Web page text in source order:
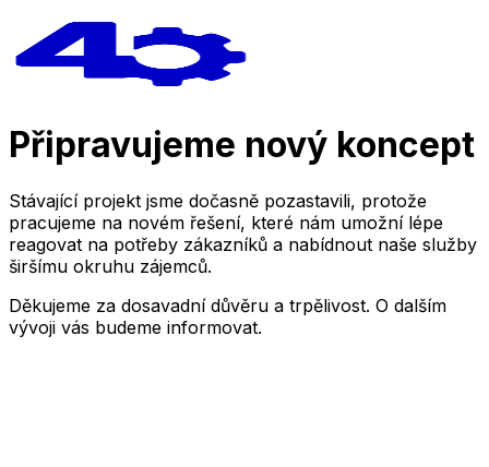
Připravujeme nový koncept
Stávající projekt jsme dočasně pozastavili, protože
pracujeme na novém řešení, které nám umožní lépe
reagovat na potřeby zákazníků a nabídnout naše služby
širšímu okruhu zájemců.
Děkujeme za dosavadní důvěru a trpělivost. O dalším
vývoji vás budeme informovat.